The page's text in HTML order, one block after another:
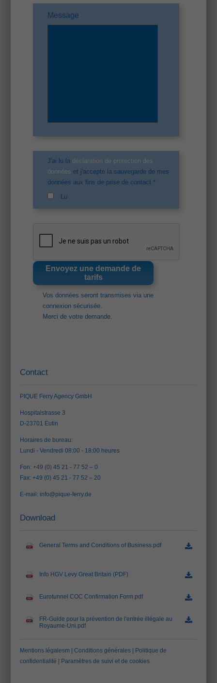
Message
J'ai lu la déclaration de protection des
données et j'accepte la sauvegarde de mes
données aux fins de prise de contact.*
Lu
Vos données seront transmises via une
connexion sécurisée.
Merci de votre demande.
Contact
PIQUE Ferry Agency GmbH
Hospitalstrasse 3
D-23701 Eutin
Horaires de bureau:
Lundi - Vendredi 08:00 - 18:00 heures
Fon: +49 (0) 45 21 - 77 52 – 0
Fax: +49 (0) 45 21 - 77 52 – 20
E-mail: info@pique-ferry.de
Download
General Terms and Conditions of Business.pdf
Info HGV Levy Great Britain (PDF)
Eurotunnel COC Confirmation Form.pdf
FR-Guide pour la prévention de l'entrée illégale au
Royaume-Uni.pdf
Mentions légalesm |Conditions générales
Politique de
confidentialité
Paramètres de suivi et de cookies